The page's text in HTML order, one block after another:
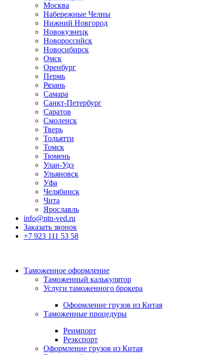
Москва
Набережные Челны
Нижний Новгород
Новокузнецк
Новороссийск
Новосибирск
Омск
Оренбург
Пермь
Рязань
Самара
Санкт-Петербург
Саратов
Смоленск
Тверь
Тольятти
Томск
Тюмень
Улан-Удэ
Ульяновск
Уфа
Челябинск
Чита
Ярославль
info@ntn-ved.ru
Заказать звонок
+7 923 111 53 58
Таможенное оформление
Таможенный калькулятор
Услуги таможенного брокера
Оформление грузов из Китая
Таможенные процедуры
Реимпорт
Реэкспорт
Оформление грузов из Китая